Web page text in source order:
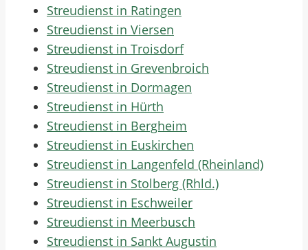
Streudienst in Ratingen
Streudienst in Viersen
Streudienst in Troisdorf
Streudienst in Grevenbroich
Streudienst in Dormagen
Streudienst in Hürth
Streudienst in Bergheim
Streudienst in Euskirchen
Streudienst in Langenfeld (Rheinland)
Streudienst in Stolberg (Rhld.)
Streudienst in Eschweiler
Streudienst in Meerbusch
Streudienst in Sankt Augustin